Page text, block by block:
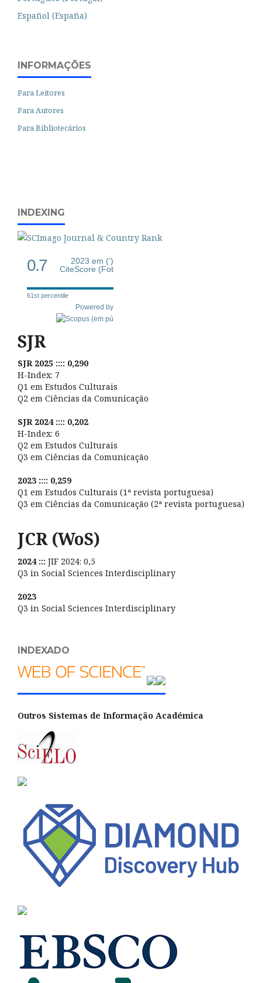
Español (España)
INFORMAÇÕES
Para Leitores
Para Autores
Para Bibliotecários
INDEXING
0.7
2023 em (')
CiteScore (Fot
61st percentile
Powered by
SJR
SJR 2025 :::: 0,290
H-Index: 7
Q1 em Estudos Culturais
Q2 em Ciências da Comunicação
SJR 2024 :::: 0,202
H-Index: 6
Q2 em Estudos Culturais
Q3 em Ciências da Comunicação
2023 :::: 0,259
Q1 em Estudos Culturais (1ª revista portuguesa)
Q3 em Ciências da Comunicação (2ª revista portuguesa)
JCR (WoS)
2024 ::: JIF 2024: 0,5
Q3 in Social Sciences Interdisciplinary
2023
Q3 in Social Sciences Interdisciplinary
INDEXADO
Outros Sistemas de Informação Académica